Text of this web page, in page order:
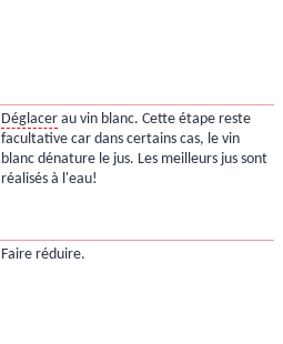
Déglacerau vin blanc. Cette étape reste
facultative car dans certains cas, le vin
blanc dénature le jus. Les meilleurs jus sont
réalisés à l'eau!
Faire réduire.